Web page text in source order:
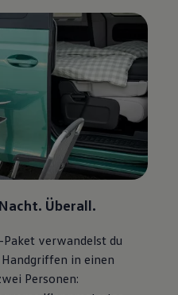
Überall.
verwandelst du
in einen
Personen: